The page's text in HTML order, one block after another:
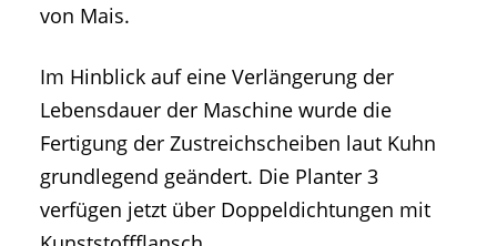
von Mais.
Im Hinblick auf eine Verlängerung der
Lebensdauer der Maschine wurde die
Fertigung der Zustreichscheiben laut Kuhn
grundlegend geändert. Die Planter 3
verfügen jetzt über Doppeldichtungen mit